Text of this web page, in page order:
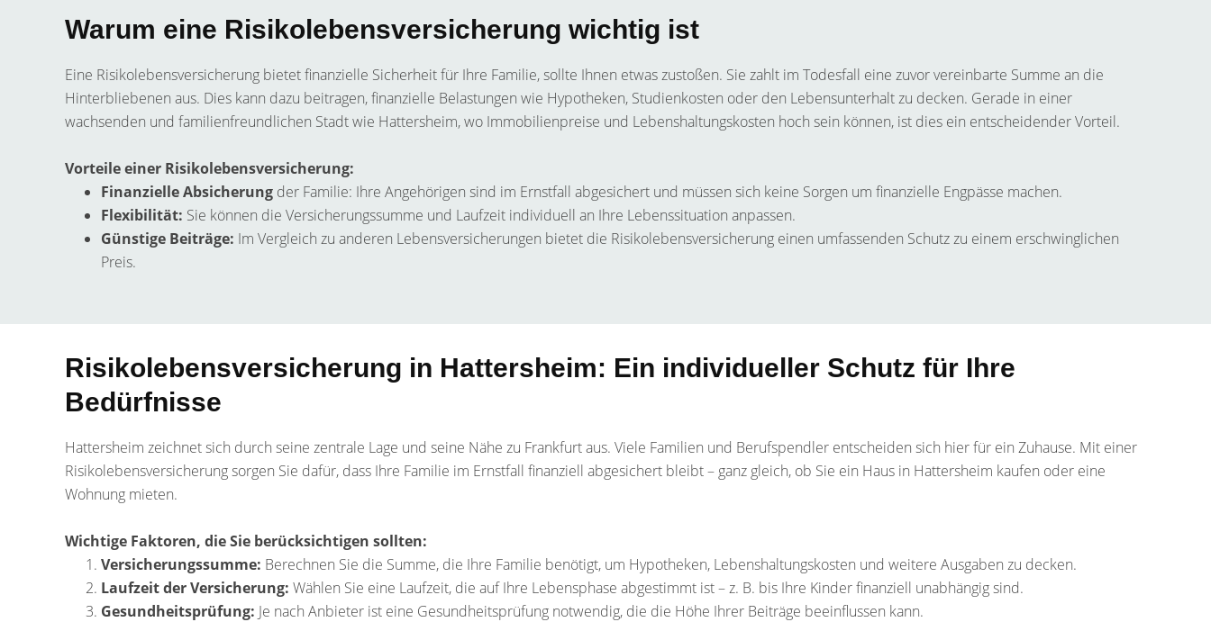
Warum eine Risikolebensversicherung wichtig ist
Eine Risikolebensversicherung bietet finanzielle Sicherheit für Ihre Familie, sollte Ihnen etwas zustoßen. Sie zahlt im Todesfall eine zuvor vereinbarte Summe an die
Hinterbliebenen aus. Dies kann dazu beitragen, finanzielle Belastungen wie Hypotheken, Studienkosten oder den Lebensunterhalt zu decken. Gerade in einer
wachsenden und familienfreundlichen Stadt wie Hattersheim, wo Immobilienpreise und Lebenshaltungskosten hoch sein können, ist dies ein entscheidender Vorteil.
Vorteile einer Risikolebensversicherung:
Finanzielle Absicherung der Familie: Ihre Angehörigen sind im Ernstfall abgesichert und müssen sich keine Sorgen um finanzielle Engpässe machen.
Flexibilität: Sie können die Versicherungssumme und Laufzeit individuell an Ihre Lebenssituation anpassen.
Günstige Beiträge: Im Vergleich zu anderen Lebensversicherungen bietet die Risikolebensversicherung einen umfassenden Schutz zu einem erschwinglichen
Preis.
Risikolebensversicherung in Hattersheim: Ein individueller Schutz für Ihre
Bedürfnisse
Hattersheim zeichnet sich durch seine zentrale Lage und seine Nähe zu Frankfurt aus. Viele Familien und Berufspendler entscheiden sich hier für ein Zuhause. Mit einer
Risikolebensversicherung sorgen Sie dafür, dass Ihre Familie im Ernstfall finanziell abgesichert bleibt – ganz gleich, ob Sie ein Haus in Hattersheim kaufen oder eine
Wohnung mieten.
Wichtige Faktoren, die Sie berücksichtigen sollten:
Versicherungssumme: Berechnen Sie die Summe, die Ihre Familie benötigt, um Hypotheken, Lebenshaltungskosten und weitere Ausgaben zu decken.
Laufzeit der Versicherung: Wählen Sie eine Laufzeit, die auf Ihre Lebensphase abgestimmt ist – z. B. bis Ihre Kinder finanziell unabhängig sind.
Gesundheitsprüfung: Je nach Anbieter ist eine Gesundheitsprüfung notwendig, die die Höhe Ihrer Beiträge beeinflussen kann.